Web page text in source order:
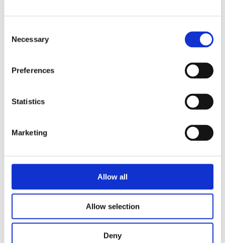
Selection
Necessary
Preferences
Statistics
Marketing
Allow all
Allow selection
Deny
Av småföretagare, för småföretagare
medlemstjänster och förmåner. Din egen
inköpsavdelning, rådgivning, försäkringspaket och
företag med företagaren i fokus. Vi är själva
småföretagare och vet hur verkligheten ser ut.
Rådgivning
Nyheter